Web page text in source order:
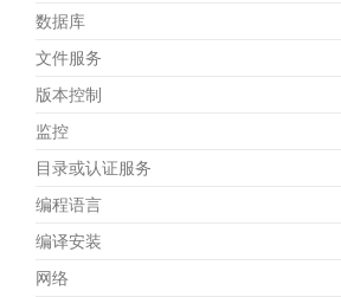
数据库
文件服务
版本控制
监控
目录或认证服务
编程语言
编译安装
网络